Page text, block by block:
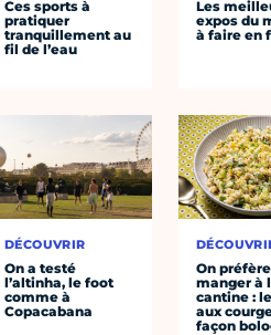
Ces sports à
pratiquer
tranquillement au
fil de l’eau
DÉCOUVRIR
On a testé
l’altinha, le foot
comme à
Copacabana
Les
expos du
à faire en
On préfère
manger à
cantine :
aux
façon